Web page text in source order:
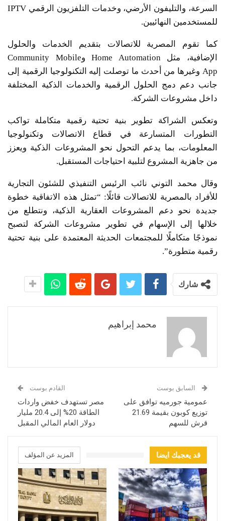
السرعة، والتليفون الأرضي، وخدمات التلفزيون الرقمي IPTV
للمستخدمين النهائيين.
كما تقوم المصرية للاتصالات بتقديم الخدمات والحلول
الإضافية، مثل Home Automation وCommunity Mobile
App وغيرها من أحدث ما توصلت إليه التكنولوجيا الرقمية إلى
جانب دعم دمج الحلول الرقمية والخدمات الذكية المختلفة
داخل مشروعات الشركة.
وتعكس الشراكة تطوير بنية تحتية رقمية متكاملة تواكب
التطورات المتسارعة في قطاع الاتصالات وتكنولوجيا
المعلومات، بما يدعم التحول نحو المشروعات الذكية ويعزز
من جاهزية المشروع لتلبية احتياجات المستقبل.
وقال محمد التوني نائب الرئيس التنفيذي للشئون التجارية
للأفراد بالمصرية للاتصالات قائلًا: “تمثل هذه الاتفاقية خطوة
جديدة نحو دعم المشروعات العقارية الذكية، ونتطلع من
خلالها إلى الإسهام في تطوير مشروعات الشركة لتصبح
نموذجًا متكاملًا للمجتمعات الحديثة المعتمدة على بنية تحتية
رقمية متطورة”.
شارك
محمد إبراهيم
السابق بوست
عمومية جورميه توافق على
توزيع كوبون بقيمة 21.69
قرش للسهم
القادم بوست
مصر تستهدف خفض واردات
الطاقة 20% إلى 20.4 مليار
دولار العام المالي المقبل
قد يعجبك ايضا المزيد عن المؤلف